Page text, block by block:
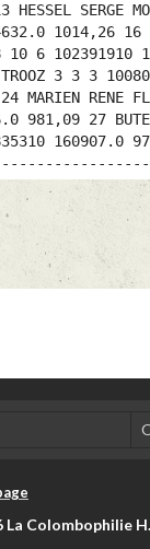
SERGE
1014,26
10 6
3 3 3
RENE
981,09 27
Colombophilie